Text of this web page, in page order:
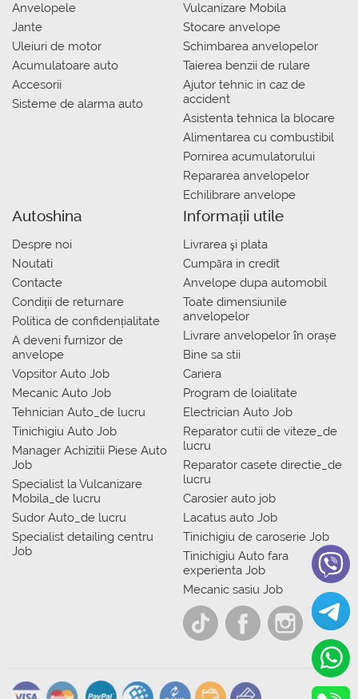
Anvelopele
Jante
Uleiuri de motor
Acumulatoare auto
Accesorii
Sisteme de alarma auto
Vulcanizare Mobila
Stocare anvelope
Schimbarea anvelopelor
Taierea benzii de rulare
Ajutor tehnic in caz de
accident
Asistenta tehnica la blocare
Alimentarea cu combustibil
Pornirea acumulatorului
Repararea anvelopelor
Echilibrare anvelope
Autoshina
Despre noi
Noutati
Contacte
Condiții de returnare
Politica de confidențialitate
A deveni furnizor de
anvelope
Vopsitor Auto Job
Mecanic Auto Job
Tehnician Auto_de lucru
Tinichigiu Auto Job
Manager Achizitii Piese Auto
Job
Specialist la Vulcanizare
Mobila_de lucru
Sudor Auto_de lucru
Specialist detailing centru
Job
Informații utile
Livrarea şi plata
Сumpăra in credit
Anvelope dupa automobil
Toate dimensiunile
anvelopelor
Livrare anvelopelor în orașe
Bine sa stii
Cariera
Program de loialitate
Electrician Auto Job
Reparator cutii de viteze_de
lucru
Reparator casete directie_de
lucru
Carosier auto job
Lacatus auto Job
Tinichigiu de caroserie Job
Tinichigiu Auto fara
experienta Job
Mecanic sasiu Job